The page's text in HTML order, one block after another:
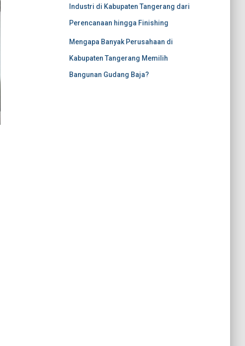
Industri di Kabupaten Tangerang dari
Perencanaan hingga Finishing
Mengapa Banyak Perusahaan di
Kabupaten Tangerang Memilih
Bangunan Gudang Baja?